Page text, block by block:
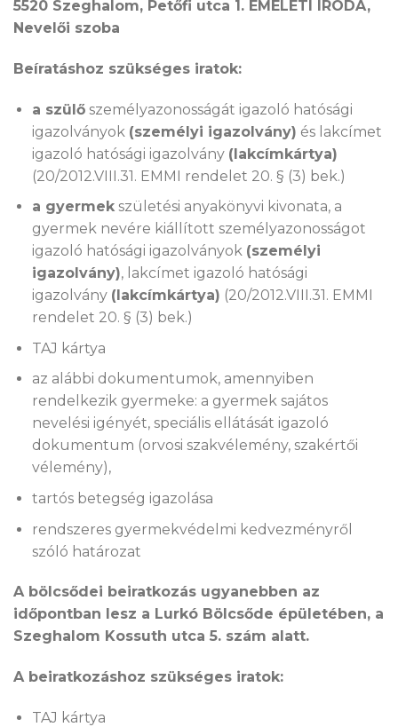
5520 Szeghalom, Petőfi utca 1. EMELETI IRODA,
Nevelői szoba
Beíratáshoz szükséges iratok:
a szülőszemélyazonosságát igazoló hatósági
igazolványok (személyi igazolvány) és lakcímet
igazoló hatósági igazolvány (lakcímkártya)
(20/2012.VIII.31. EMMI rendelet 20. § (3) bek.)
a gyermekszületési anyakönyvi kivonata, a
gyermek nevére kiállított személyazonosságot
igazoló hatósági igazolványok (személyi
igazolvány), lakcímet igazoló hatósági
igazolvány (lakcímkártya) (20/2012.VIII.31. EMMI
rendelet 20. § (3) bek.)
TAJ kártya
az alábbi dokumentumok, amennyiben
rendelkezik gyermeke: a gyermek sajátos
nevelési igényét, speciális ellátását igazoló
dokumentum (orvosi szakvélemény, szakértői
vélemény),
tartós betegség igazolása
rendszeres gyermekvédelmi kedvezményről
szóló határozat
A bölcsődei beiratkozás ugyanebben az
időpontban lesz a Lurkó Bölcsőde épületében, a
Szeghalom Kossuth utca 5. szám alatt.
A beiratkozáshoz szükséges iratok:
TAJ kártya